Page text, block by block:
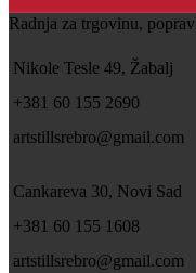
Radnja za trgovinu,
Nikole Tesle 49, Žabalj
+381 60 155 2690
artstillsrebro@gmail.com
Cankareva 30, Novi Sad
+381 60 155 1608
artstillsrebro@gmail.com